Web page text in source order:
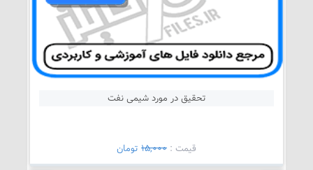
تحقیق در مورد شیمی نفت
قيمت : 15,000تومان